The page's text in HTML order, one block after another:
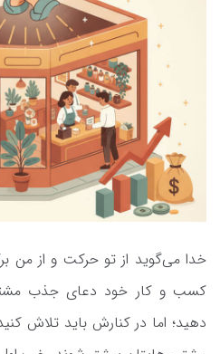
خدا می‌گوید از تو حرکت و از من
کسب و کار خود دعای جذب
دهید؛ اما در کنارش باید تلاش